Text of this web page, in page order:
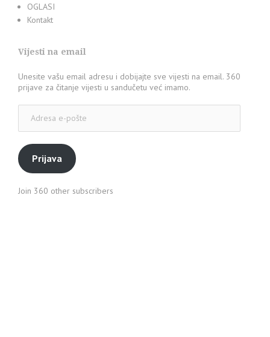
OGLASI
Kontakt
Vijesti na email
Unesite vašu email adresu i dobijajte sve vijesti na email. 360
prijave za čitanje vijesti u sandučetu već imamo.
pošte
Prijava
Join 360 other subscribers